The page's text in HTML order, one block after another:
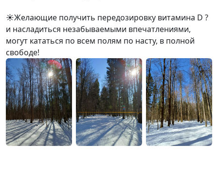
☀️Желающие получить передозировку витамина D ?
и насладиться незабываемыми впечатлениями,
могут кататься по всем полям по насту, в полной
свободе!